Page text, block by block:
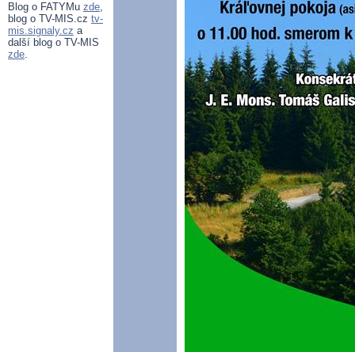
Blog o FATYMu zde,
blog o TV-MIS.cz tv-
mis.signaly.cz a
další blog o TV-MIS
zde.